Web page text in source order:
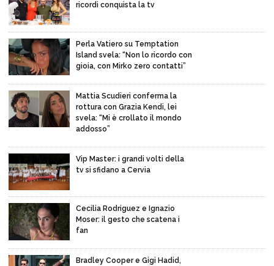
ricordi conquista la tv
Perla Vatiero su Temptation
Island svela: “Non lo ricordo con
gioia, con Mirko zero contatti”
Mattia Scudieri conferma la
rottura con Grazia Kendi, lei
svela: “Mi è crollato il mondo
addosso”
Vip Master: i grandi volti della
tv si sfidano a Cervia
Cecilia Rodriguez e Ignazio
Moser: il gesto che scatena i
fan
Bradley Cooper e Gigi Hadid,